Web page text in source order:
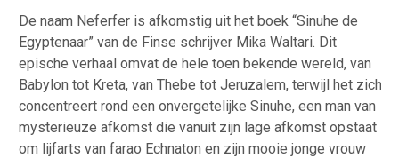
De naam Neferfer is afkomstig uit het boek “Sinuhe de
Egyptenaar” van de Finse schrijver Mika Waltari. Dit
epische verhaal omvat de hele toen bekende wereld, van
Babylon tot Kreta, van Thebe tot Jeruzalem, terwijl het zich
concentreert rond een onvergetelijke Sinuhe, een man van
mysterieuze afkomst die vanuit zijn lage afkomst opstaat
om lijfarts van farao Echnaton en zijn mooie jonge vrouw